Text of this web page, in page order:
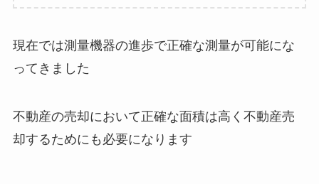
現在では測量機器の進歩で正確な測量が可能にな
ってきました
不動産の売却において正確な面積は高く不動産売
却するためにも必要になります